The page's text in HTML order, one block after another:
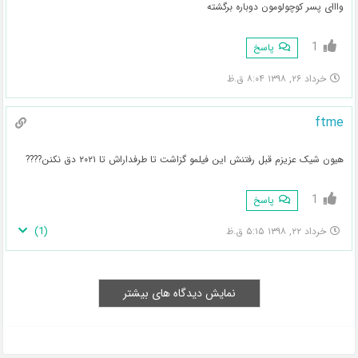
وااای پسر کوچولومون دوباره برگشته
1 پاسخ
خرداد ۲۶, ۱۳۹۸ ۸:۰۴ ق.ظ
ftme
هیون شیک عزیزم قبل رفتنش این فیلمو گزاشت تا طرفداراش تا ۲۰۲۱ دق نکنن????
1 پاسخ
خرداد ۲۲, ۱۳۹۸ ۵:۱۵ ق.ظ (
1
)
نمایش دیدگاه های بیشتر